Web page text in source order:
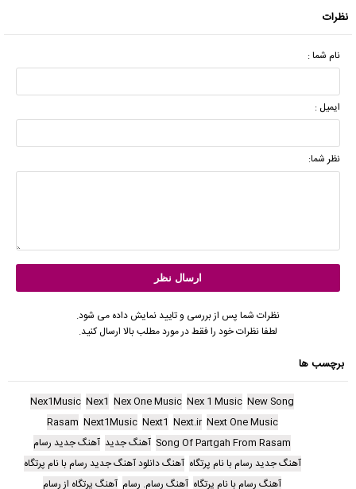
نظرات
نام شما :
ایمیل :
نظر شما:
نظرات شما پس از بررسی و تایید نمایش داده می شود.
لطفا نظرات خود را فقط در مورد مطلب بالا ارسال کنید.
برچسب ها
New Song
Nex 1 Music
Nex One Music
Nex1
Nex1Music
Next One Music
Next.ir
Next1
Next1Music
Rasam
Song Of Partgah From Rasam آهنگ جدید آهنگ جدید رسام
آهنگ جدید رسام با نام پرتگاه آهنگ دانلود آهنگ جدید رسام با نام پرتگاه
آهنگ رسام با نام پرتگاه آهنگ رسام. رسام آهنگ پرتگاه از رسام